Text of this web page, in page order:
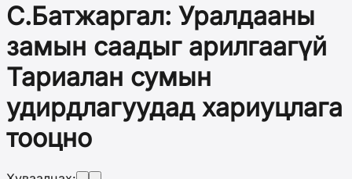
С.Батжаргал: Уралдааны
замын саадыг арилгаагүй
Тариалан сумын
удирдлагуудад хариуцлага
тооцно